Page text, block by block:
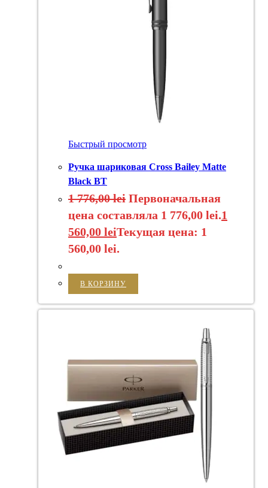
Быстрый просмотр
Ручка шариковая Cross Bailey Matte
Black BT
1 776,00lei Первоначальная
цена составляла 1 776,00 lei.1
560,00 leiТекущая цена: 1
560,00 lei.
В КОРЗИНУ